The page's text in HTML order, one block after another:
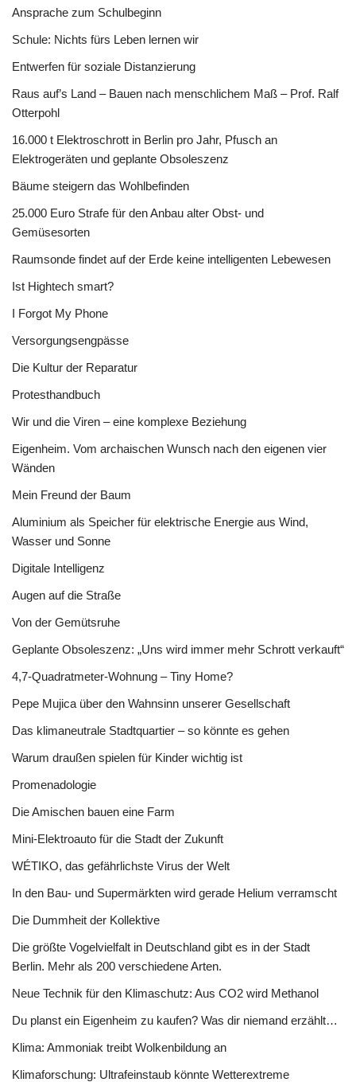
Ansprache zum Schulbeginn
Schule: Nichts fürs Leben lernen wir
Entwerfen für soziale Distanzierung
Raus auf’s Land – Bauen nach menschlichem Maß – Prof. Ralf
Otterpohl
16.000 t Elektroschrott in Berlin pro Jahr, Pfusch an
Elektrogeräten und geplante Obsoleszenz
Bäume steigern das Wohlbefinden
25.000 Euro Strafe für den Anbau alter Obst- und
Gemüsesorten
Raumsonde findet auf der Erde keine intelligenten Lebewesen
Ist Hightech smart?
I Forgot My Phone
Versorgungsengpässe
Die Kultur der Reparatur
Protesthandbuch
Wir und die Viren – eine komplexe Beziehung
Eigenheim. Vom archaischen Wunsch nach den eigenen vier
Wänden
Mein Freund der Baum
Aluminium als Speicher für elektrische Energie aus Wind,
Wasser und Sonne
Digitale Intelligenz
Augen auf die Straße
Von der Gemütsruhe
Geplante Obsoleszenz: „Uns wird immer mehr Schrott verkauft“
4,7-Quadratmeter-Wohnung – Tiny Home?
Pepe Mujica über den Wahnsinn unserer Gesellschaft
Das klimaneutrale Stadtquartier – so könnte es gehen
Warum draußen spielen für Kinder wichtig ist
Promenadologie
Die Amischen bauen eine Farm
Mini-Elektroauto für die Stadt der Zukunft
WÉTIKO, das gefährlichste Virus der Welt
In den Bau- und Supermärkten wird gerade Helium verramscht
Die Dummheit der Kollektive
Die größte Vogelvielfalt in Deutschland gibt es in der Stadt
Berlin. Mehr als 200 verschiedene Arten.
Neue Technik für den Klimaschutz: Aus CO2 wird Methanol
Du planst ein Eigenheim zu kaufen? Was dir niemand erzählt…
Klima: Ammoniak treibt Wolkenbildung an
Klimaforschung: Ultrafeinstaub könnte Wetterextreme